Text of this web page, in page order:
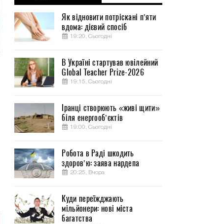
Як відновити потріскані п’яти
вдома: дієвий спосіб
19:20, Сьогодні
В Україні стартував ювілейний
Global Teacher Prize-2026
19:15, Сьогодні
Іранці створюють «живі щити»
біля енергооб’єктів
19:00, Сьогодні
Робота в Раді шкодить
здоров’ю: заява нардепа
20:25, Вчора
Куди переїжджають
мільйонери: нові міста
багатства